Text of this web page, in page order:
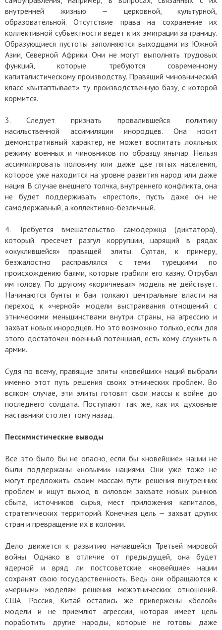
внутренней жизнью — церковной, культурной,
образовательной. Отсутствие права на сохранение их
коллективной субъектности ведет к их эмиграции за границу.
Образующиеся пустоты заполняются выходцами из Южной
Азии, Северной Африки. Они не могут выполнять трудовых
функций, которые требуются современному
капиталистическому производству. Правящий чиновнический
класс «вытаптывает» ту производственную базу, с которой
кормится.
3. Следует признать провалившейся политику
насильственной ассимиляции инородцев. Она носит
демонстративный характер, не может воспитать лояльных
режиму военных и чиновников по образцу янычар. Нельзя
ассимилировать половину или даже две пятых населения,
которое уже находится на уровне развития народ или даже
нация. В случае внешнего толчка, внутреннего конфликта, она
не будет поддерживать «престол», пусть даже он не
самодержавный, а коллективно-безличный.
4. Требуется вмешательство самодержца (диктатора),
который пресечет разгул коррупции, царящий в рядах
«окуклившейся» правящей элиты. Султан, к примеру,
безжалостно расправлялся с теми турецкими по
происхождению баями, которые грабили его казну. Отрубал
им голову. По другому «коричневая» модель не действует.
Начинаются бунты и баи толкают центральные власти на
переход к «черной» модели выстраивания отношений с
этническими меньшинствами внутри страны, на агрессию и
захват новых инородцев. Но это возможно только, если для
этого достаточен военный потенциал, есть кому служить в
армии.
Судя по всему, правящие элиты «новейших» наций выбрали
именно этот путь решения своих этнических проблем. Во
всяком случае, эти элиты готовят свои массы к войне до
последнего солдата. Поступают так же, как их духовные
наставники сто лет тому назад.
Пессимистические выводы
Все это было бы не опасно, если бы «новейшие» нации не
были поддержаны «новыми» нациями. Они уже тоже не
могут предложить своим массам пути решения внутренних
проблем и ищут выход в силовом захвате новых рынков
сбыта, источников сырья, мест приложения капиталов,
стратегических территорий. Конечная цель — захват других
стран и превращение их в колонии.
Дело движется к развитию начавшейся Третьей мировой
войны. Однако в отличие от предыдущей, она будет
ядерной и вряд ли постсоветские «новейшие» нации
сохранят свою государственность. Ведь они обращаются к
«черным» моделям решения межэтнических отношений.
США, Россия, Китай остались же привержены «белой»
модели и не приемлют агрессии, которая имеет цель
поработить другие народы, которые не готовы даже